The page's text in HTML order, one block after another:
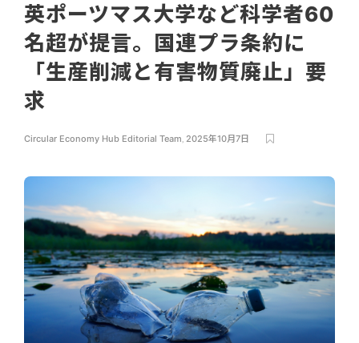
英ポーツマス大学など科学者60
名超が提言。国連プラ条約に
「生産削減と有害物質廃止」要
求
Circular Economy Hub Editorial Team, 2025年10月7日